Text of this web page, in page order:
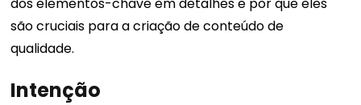
dos elementos-chave em detalhes e por que eles
são cruciais para a criação de conteúdo de
qualidade.
Intenção